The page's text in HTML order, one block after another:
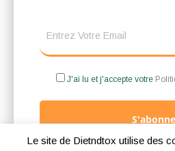
J'ai lu et j'accepte votre
Le site de Dietndtox utilise des